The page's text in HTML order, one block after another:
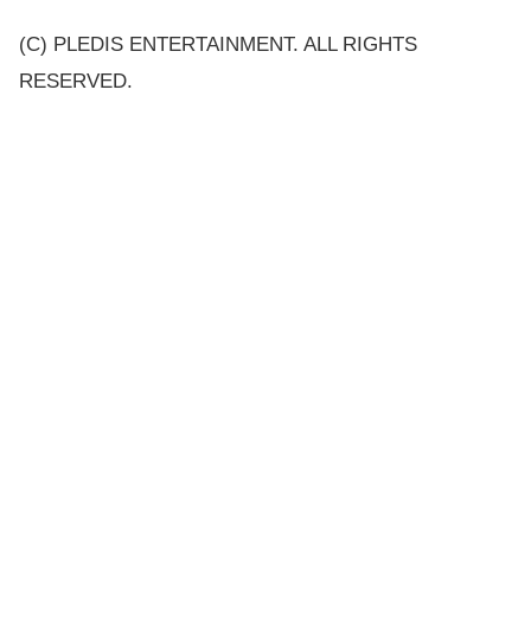
(C) PLEDIS ENTERTAINMENT. ALL RIGHTS
RESERVED.